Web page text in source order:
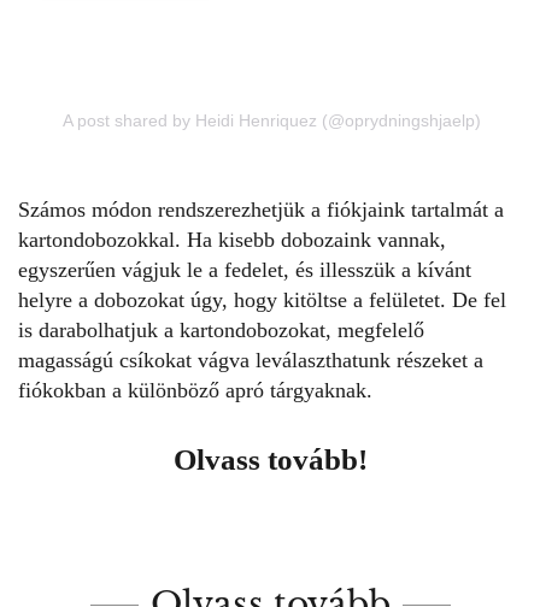
A post shared by Heidi Henriquez (@oprydningshjaelp)
Számos módon rendszerezhetjük a fiókjaink tartalmát a
kartondobozokkal. Ha kisebb dobozaink vannak,
egyszerűen vágjuk le a fedelet, és illesszük a kívánt
helyre a dobozokat úgy, hogy kitöltse a felületet. De fel
is darabolhatjuk a kartondobozokat, megfelelő
magasságú csíkokat vágva leválaszthatunk részeket a
fiókokban a különböző apró tárgyaknak.
Olvass tovább!